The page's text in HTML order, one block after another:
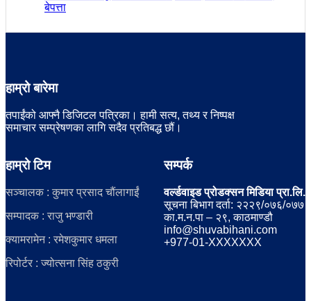
बेपत्ता
हाम्रो बारेमा
तपाईंको आफ्नै डिजिटल पत्रिका। हामी सत्य, तथ्य र निष्पक्ष
समाचार सम्प्रेषणका लागि सदैव प्रतिबद्ध छौं।
हाम्रो टिम
सञ्चालक : कुमार प्रसाद चौंलागाईं
सम्पादक : राजु भण्डारी
क्यामरामेन : रमेशकुमार धमला
रिपोर्टर : ज्योत्सना सिंह ठकुरी
सम्पर्क
वर्ल्डवाइड प्रोडक्सन मिडिया प्रा.लि.
सूचना बिभाग दर्ता: २२२९/०७६/०७७
का.म.न.पा – २९, काठमाण्डौ
info@shuvabihani.com
+977-01-XXXXXXX